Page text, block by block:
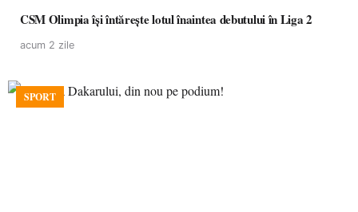
CSM Olimpia își întărește lotul înaintea debutului în Liga 2
acum 2 zile
SPORT